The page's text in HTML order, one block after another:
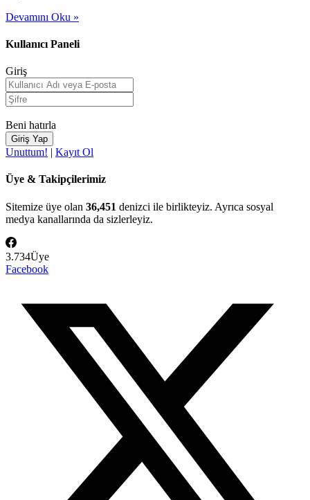
Devamını Oku »
Kullanıcı Paneli
Giriş
Beni hatırla
Unuttum! | Kayıt Ol
Üye & Takipçilerimiz
Sitemize üye olan 36,451 denizci ile birlikteyiz. Ayrıca sosyal
medya kanallarında da sizlerleyiz.
3.734Üye
Facebook